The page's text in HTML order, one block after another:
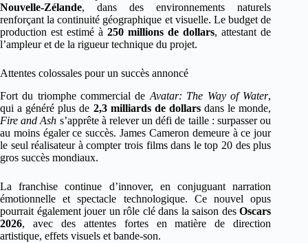
Nouvelle-Zélande, dans des environnements naturels
renforçant la continuité géographique et visuelle. Le budget de
production est estimé à250 millions de dollars, attestant de
l’ampleur et de la rigueur technique du projet.
Attentes colossales pour un succès annoncé
Fort du triomphe commercial de Avatar: The Way of Water,
qui a généré plus de 2,3 milliards de dollarsdans le monde,
Fire and Ash s’apprête à relever un défi de taille : surpasser ou
au moins égaler ce succès. James Cameron demeure à ce jour
le seul réalisateur à compter trois films dans le top 20 des plus
gros succès mondiaux.
La franchise continue d’innover, en conjuguant narration
émotionnelle et spectacle technologique. Ce nouvel opus
pourrait également jouer un rôle clé dans la saison desOscars
2026, avec des attentes fortes en matière de direction
artistique, effets visuels et bande-son.